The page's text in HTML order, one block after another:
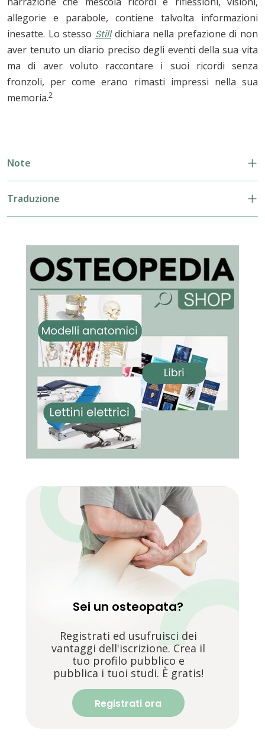
allegorie e parabole, contiene talvolta informazioni
inesatte. Lo stesso Stilldichiara nella prefazione di non
aver tenuto un diario preciso degli eventi della sua vita
ma di aver voluto raccontare i suoi ricordi senza
fronzoli, per come erano rimasti impressi nella sua
memoria.2
Note
Traduzione
Sei un osteopata?
Registrati ed usufruisci dei
vantaggi dell'iscrizione. Crea il
tuo profilo pubblico e
pubblica i tuoi studi. È gratis!
Registrati ora